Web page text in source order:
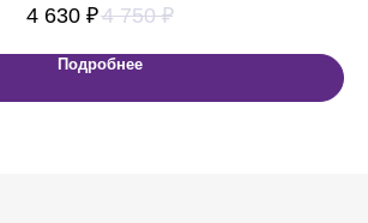
4 630 ₽4 750 ₽
Подробнее